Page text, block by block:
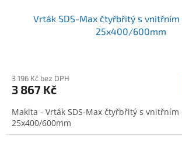
Vrták SDS-Max čtyřbřitý s vnitřním
25x400/600mm
3 196 Kč bez DPH
3 867 Kč
Makita - Vrták SDS-Max čtyřbřitý s vnitřním
25x400/600mm